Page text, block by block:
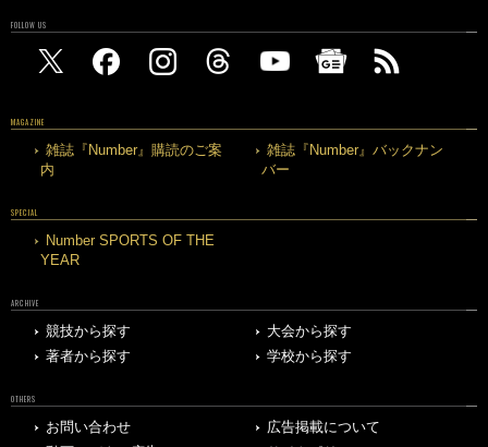
FOLLOW US
MAGAZINE
雑誌『Number』購読のご案
内
雑誌『Number』バックナン
バー
SPECIAL
Number SPORTS OF THE
YEAR
ARCHIVE
競技から探す
大会から探す
著者から探す
学校から探す
OTHERS
お問い合わせ
広告掲載について